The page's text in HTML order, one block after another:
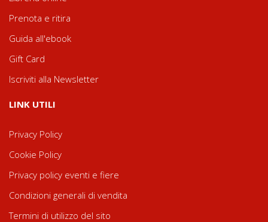
Prenota e ritira
Guida all'ebook
Gift Card
Iscriviti alla Newsletter
LINK UTILI
Privacy Policy
Cookie Policy
Privacy policy eventi e fiere
Condizioni generali di vendita
Termini di utilizzo del sito